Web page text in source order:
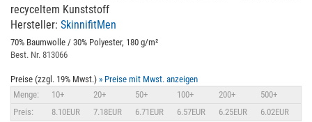
recyceltem Kunststoff
Hersteller: SkinnifitMen
70% Baumwolle / 30% Polyester, 180 g/m²
Best. Nr. 813066
Preise (zzgl. 19% Mwst.) » Preise mit Mwst. anzeigen
Menge:
10+ 20+ 50+ 100+ 200+
500+
Preis:
8.10EUR 7.18EUR 6.71EUR 6.57EUR 6.25EUR 6.02EUR